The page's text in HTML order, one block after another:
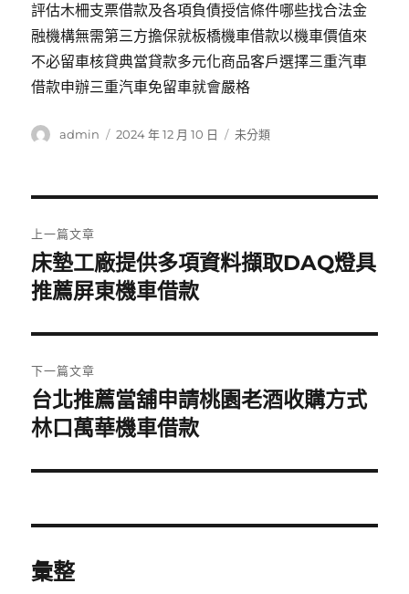
評估木柵支票借款及各項負債授信條件哪些找合法金
融機構無需第三方擔保就板橋機車借款以機車價值來
不必留車核貸典當貸款多元化商品客戶選擇三重汽車
借款申辦三重汽車免留車就會嚴格
作
admin
發
2024 年 12 月 10 日
分
未分類
章
導
覽
上一篇文章
上
一
文
章:
床墊工廠提供多項資料擷取DAQ燈具
推薦屏東機車借款
下一篇文章
下
一
文
台北推薦當舖申請桃園老酒收購方式
林口萬華機車借款
彙整